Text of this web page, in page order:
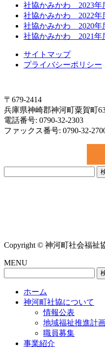
社協かみかわ 2023年
社協かみかわ 2022年
社協かみかわ 2020年
社協かみかわ 2021年
サイトマップ
プライバシーポリシー
〒679-2414
兵庫県神崎郡神河町粟賀町
電話番号: 0790-32-2303
ファックス番号: 0790-32-
Copyright © 神河町社会福祉
MENU
ホーム
神河町社協について
情報公表
地域福祉推進計
職員募集
事業紹介